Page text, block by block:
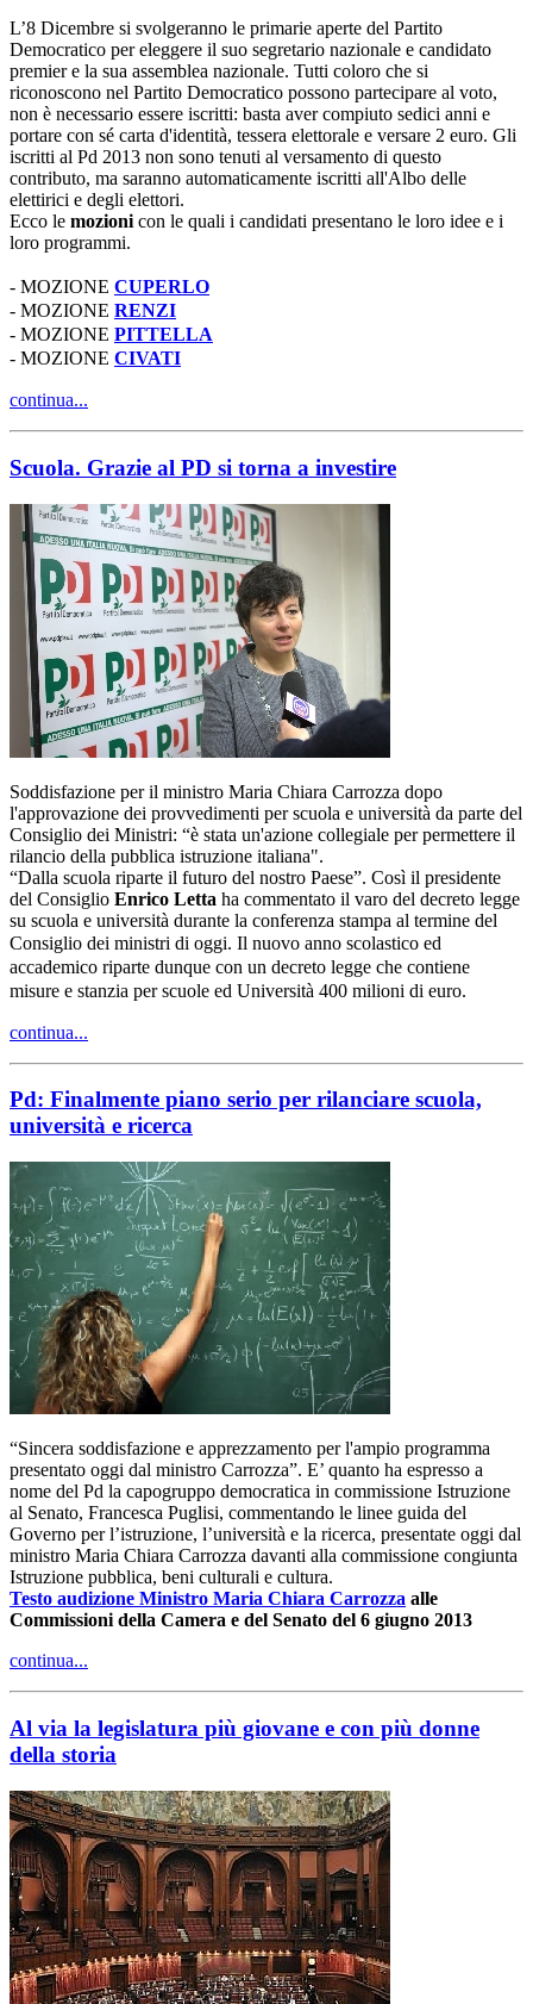
L’8 Dicembre si svolgeranno le primarie aperte del Partito
Democratico per eleggere il suo segretario nazionale e candidato
premier e la sua assemblea nazionale. Tutti coloro che si
riconoscono nel Partito Democratico possono partecipare al voto,
non è necessario essere iscritti: basta aver compiuto sedici anni e
portare con sé carta d'identità, tessera elettorale e versare 2 euro. Gli
iscritti al Pd 2013 non sono tenuti al versamento di questo
contributo, ma saranno automaticamente iscritti all'Albo delle
elettirici e degli elettori.
Ecco le mozioni con le quali i candidati presentano le loro idee e i
loro programmi.
- MOZIONE CUPERLO
- MOZIONE RENZI
- MOZIONE PITTELLA
- MOZIONE CIVATI
continua...
Scuola. Grazie al PD si torna a investire
Soddisfazione per il ministro Maria Chiara Carrozza dopo
l'approvazione dei provvedimenti per scuola e università da parte del
Consiglio dei Ministri: “è stata un'azione collegiale per permettere il
rilancio della pubblica istruzione italiana".
“Dalla scuola riparte il futuro del nostro Paese”. Così il presidente
del Consiglio Enrico Letta ha commentato il varo del decreto legge
su scuola e università durante la conferenza stampa al termine del
Consiglio dei ministri di oggi. Il nuovo anno scolastico ed
accademico riparte dunque con un decreto legge che contiene
misure e stanzia per scuole ed Università 400 milioni di euro.
continua...
Pd: Finalmente piano serio per rilanciare scuola,
università e ricerca
“Sincera soddisfazione e apprezzamento per l'ampio programma
presentato oggi dal ministro Carrozza”. E’ quanto ha espresso a
nome del Pd la capogruppo democratica in commissione Istruzione
al Senato, Francesca Puglisi, commentando le linee guida del
Governo per l’istruzione, l’università e la ricerca, presentate oggi dal
ministro Maria Chiara Carrozza davanti alla commissione congiunta
Istruzione pubblica, beni culturali e cultura.
Testo audizione Ministro Maria Chiara Carrozza alle
Commissioni della Camera e del Senato del 6 giugno 2013
continua...
Al via la legislatura più giovane e con più donne
della storia